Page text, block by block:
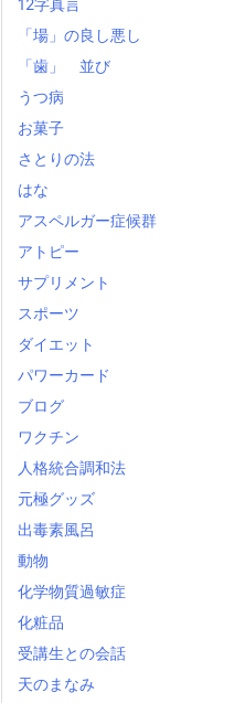
12字真言
「場」の良し悪し
「歯」 並び
うつ病
お菓子
さとりの法
はな
アスペルガー症候群
アトピー
サプリメント
スポーツ
ダイエット
パワーカード
ブログ
ワクチン
人格統合調和法
元極グッズ
出毒素風呂
動物
化学物質過敏症
化粧品
受講生との会話
天のまなみ